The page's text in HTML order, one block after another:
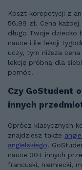
Koszt korepetycji z
56,99 zł. Cena każdej indywidualnej lekcji zależy od tego, jak
długo Twoje dziecko
nauce i ile lekcji
uczy, tym niższa cena za każdą
lekcję próbną dla
pomóc.
Czy GoStudent
innych
Oprócz klasycznych
znajdziesz także
angielskiego.
nauce 30+ innych
francuski, niemiecki,